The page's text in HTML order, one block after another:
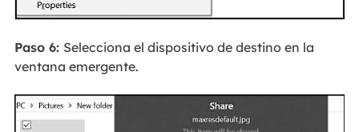
Paso 6: Selecciona el dispositivo de destino en la
ventana emergente.